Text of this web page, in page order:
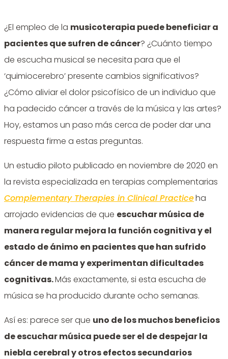
¿El empleo de la musicoterapia puede beneficiar a
pacientes que sufren de cáncer? ¿Cuánto tiempo
de escucha musical se necesita para que el
‘quimiocerebro’ presente cambios significativos?
¿Cómo aliviar el dolor psicofísico de un individuo que
ha padecido cáncer a través de la música y las artes?
Hoy, estamos un paso más cerca de poder dar una
respuesta firme a estas preguntas.
Un estudio piloto publicado en noviembre de 2020 en
la revista especializada en terapias complementarias
Complementary Therapies in Clinical Practiceha
arrojado evidencias de que escuchar música de
manera regular mejora la función cognitiva y el
estado de ánimo en pacientes que han sufrido
cáncer de mama y experimentan dificultades
cognitivas.Más exactamente, si esta escucha de
música se ha producido durante ocho semanas.
Así es: parece ser que uno de los muchos beneficios
de escuchar música puede ser el de despejar la
niebla cerebral y otros efectos secundarios